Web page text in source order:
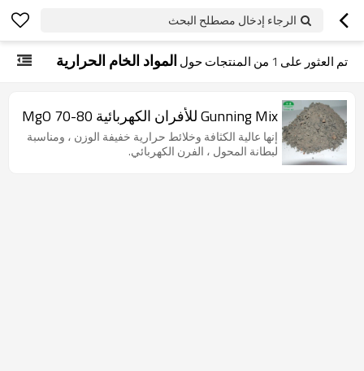
الرجاء إدخال مصطلح البحث
تم العثور على 1 من المنتجات حول المواد الخام الحرارية
Gunning Mix للأفران الكهربائية MgO 70-80
إنها عالية الكثافة وخلائط حرارية خفيفة الوزن ، ومناسبة
لبطانة المحول ، الفرن الكهربائي.